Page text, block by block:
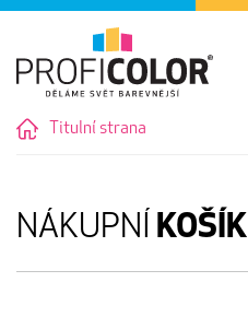
Titulní strana
NÁKUPNÍ KOŠÍK